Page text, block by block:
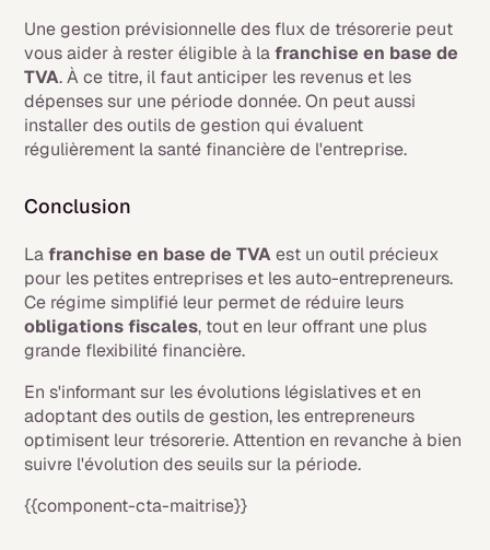
Une gestion prévisionnelle des flux de trésorerie peut
vous aider à rester éligible à lafranchise en base de
TVA. À ce titre, il faut anticiper les revenus et les
dépenses sur une période donnée. On peut aussi
installer des outils de gestion qui évaluent
régulièrement la santé financière de l'entreprise.
Conclusion
Lafranchise en base de TVAest un outil précieux
pour les petites entreprises et les auto-entrepreneurs.
Ce régime simplifié leur permet de réduire leurs
obligations fiscales, tout en leur offrant une plus
grande flexibilité financière.
En s'informant sur les évolutions législatives et en
adoptant des outils de gestion, les entrepreneurs
optimisent leur trésorerie. Attention en revanche à bien
suivre l'évolution des seuils sur la période.
{{component-cta-maitrise}}